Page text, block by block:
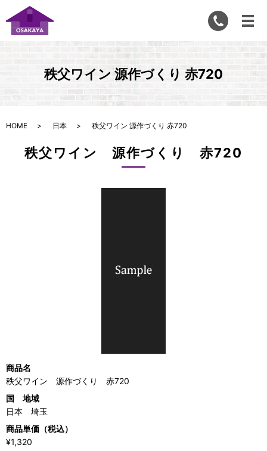
秩父ワイン 源作づくり 赤720
HOME 日本 秩父ワイン 源作づくり 赤720
秩父ワイン 源作づくり 赤720
商品名
秩父ワイン 源作づくり 赤720
国 地域
日本 埼玉
商品単価（税込）
¥1,320